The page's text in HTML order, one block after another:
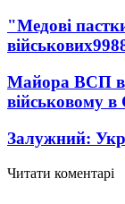
"Медові
військових
Майора ВСП
військовому
Залужний:
Читати коментарі